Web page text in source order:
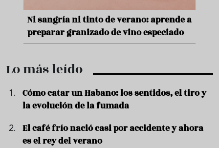
Ni sangría ni tinto de verano: aprende a
preparar granizado de vino especiado
Lo más leído
Cómo catar un Habano: los sentidos, el tiro y
la evolución de la fumada
El café frío nació casi por accidente y ahora
es el rey del verano